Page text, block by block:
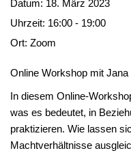
Datum: 18. März 2023
Uhrzeit: 16:00 - 19:00
Ort: Zoom
Online Workshop mit
In diesem Online-
was es bedeutet, in
praktizieren. Wie lassen
Machtverhältnisse